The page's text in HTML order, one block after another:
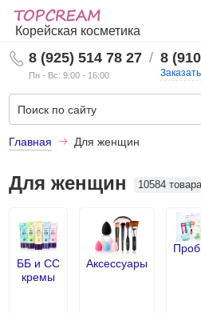
Корейская косметика
8 (925) 514 78 27
Пн - Вс: 9:00 - 16:00
/ 8
Главная Для женщин
Для женщин 10584
ББ и СС
кремы
Аксессуары